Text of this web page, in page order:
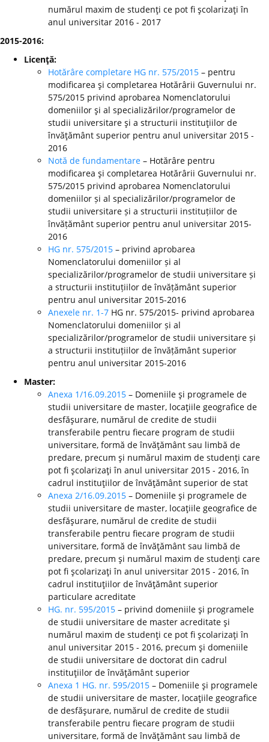
numărul maxim de studenţi ce pot fi şcolarizaţi în
anul universitar 2016 - 2017
2015-2016:
Licenţă:
Hotărâre completare HG nr. 575/2015 – pentru
modificarea şi completarea Hotărârii Guvernului nr.
575/2015 privind aprobarea Nomenclatorului
domeniilor şi al specializărilor/programelor de
studii universitare şi a structurii instituţiilor de
învăţământ superior pentru anul universitar 2015 -
2016
Notă de fundamentare – Hotărâre pentru
modificarea şi completarea Hotărârii Guvernului nr.
575/2015 privind aprobarea Nomenclatorului
domeniilor și al specializărilor/programelor de
studii universitare și a structurii instituțiilor de
învățământ superior pentru anul universitar 2015-
2016
HG nr. 575/2015 – privind aprobarea
Nomenclatorului domeniilor și al
specializărilor/programelor de studii universitare și
a structurii instituțiilor de învățământ superior
pentru anul universitar 2015-2016
Anexele nr. 1-7 HG nr. 575/2015- privind aprobarea
Nomenclatorului domeniilor și al
specializărilor/programelor de studii universitare și
a structurii instituțiilor de învățământ superior
pentru anul universitar 2015-2016
Master:
Anexa 1/16.09.2015 – Domeniile şi programele de
studii universitare de master, locaţiile geografice de
desfăşurare, numărul de credite de studii
transferabile pentru fiecare program de studii
universitare, formă de învăţământ sau limbă de
predare, precum şi numărul maxim de studenţi care
pot fi şcolarizaţi în anul universitar 2015 - 2016, în
cadrul instituţiilor de învăţământ superior de stat
Anexa 2/16.09.2015 – Domeniile şi programele de
studii universitare de master, locaţiile geografice de
desfăşurare, numărul de credite de studii
transferabile pentru fiecare program de studii
universitare, formă de învăţământ sau limbă de
predare, precum şi numărul maxim de studenţi care
pot fi şcolarizaţi în anul universitar 2015 - 2016, în
cadrul instituţiilor de învăţământ superior
particulare acreditate
HG. nr. 595/2015 – privind domeniile şi programele
de studii universitare de master acreditate şi
numărul maxim de studenţi ce pot fi şcolarizaţi în
anul universitar 2015 - 2016, precum şi domeniile
de studii universitare de doctorat din cadrul
instituţiilor de învăţământ superior
Anexa 1 HG. nr. 595/2015 – Domeniile şi programele
de studii universitare de master, locaţiile geografice
de desfăşurare, numărul de credite de studii
transferabile pentru fiecare program de studii
universitare, formă de învăţământ sau limbă de